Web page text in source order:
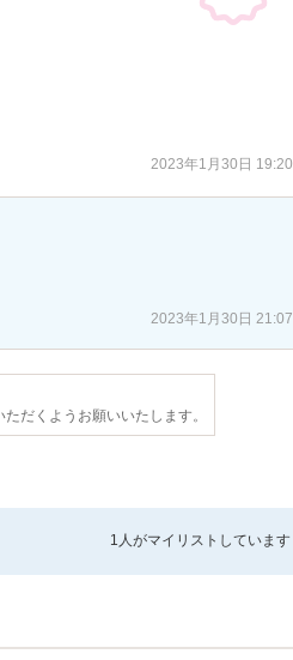
2023年1月30日 19:20
2023年1月30日 21:07
だくようお願いいたします。
1人がマイリストしています